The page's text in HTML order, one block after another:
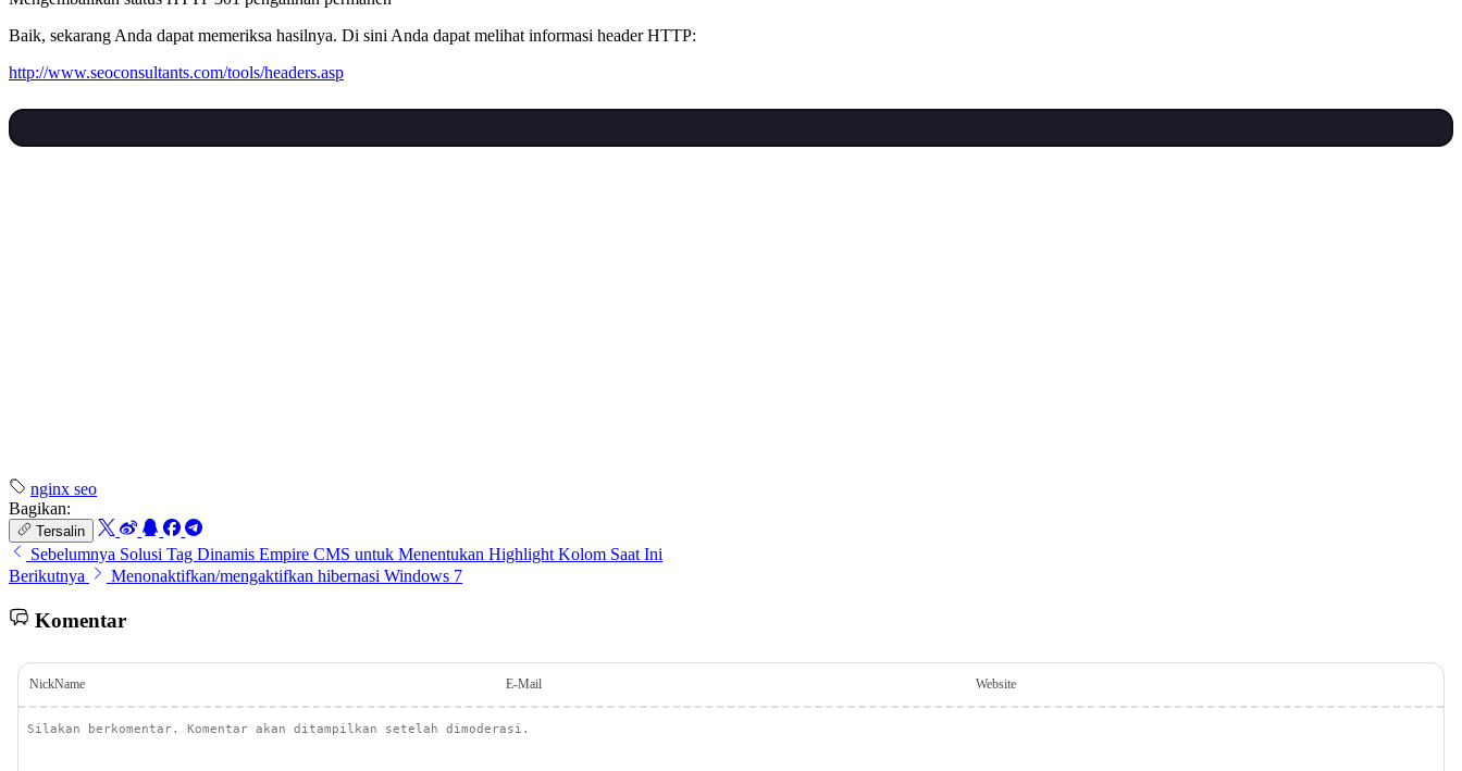
Baik, sekarang Anda dapat memeriksa hasilnya. Di sini Anda dapat melihat informasi header HTTP:
http://www.seoconsultants.com/tools/headers.asp
nginx seo
Bagikan:
Tersalin
Sebelumnya Solusi Tag Dinamis Empire CMS untuk Menentukan Highlight Kolom Saat Ini
Berikutnya
Menonaktifkan/mengaktifkan hibernasi Windows 7
Komentar
NickName E-Mail Website